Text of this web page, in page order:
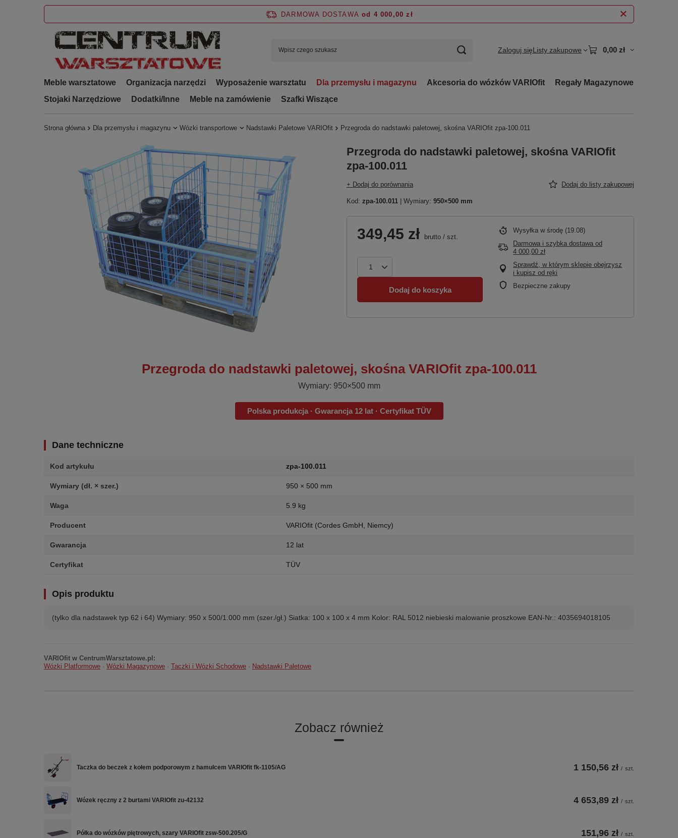
DARMOWA DOSTAWA od 4 000,00 zł
Zaloguj sięListy zakupowe 0,00 zł
Meble warsztatowe Organizacja narzędzi Wyposażenie warsztatu Dla przemysłu i magazynu Akcesoria do wózków VARIOfit
Regały Magazynowe
Stojaki Narzędziowe
Dodatki/Inne Meble na zamówienie Szafki Wiszące
Strona główna Dla przemysłu i magazynu Wózki transportowe Nadstawki Paletowe VARIOfit Przegroda do nadstawki paletowej, skośna VARIOfit zpa-100.011
Przegroda do nadstawki paletowej, skośna VARIOfit
zpa-100.011
+ Dodaj do porównania Dodaj do listy zakupowej
Kod: zpa-100.011 | Wymiary: 950×500 mm
349,45 zł brutto / szt.
Dodaj do koszyka
Wysyłka w środę (19.08)
Darmowa i szybka dostawa od
4 000,00 zł
Sprawdź, w którym sklepie obejrzysz
i kupisz od ręki
Bezpieczne zakupy
Przegroda do nadstawki paletowej, skośna VARIOfit zpa-100.011
Wymiary: 950×500 mm
Polska produkcja · Gwarancja 12 lat · Certyfikat TÜV
Dane techniczne
Kod artykułu zpa-100.011
Wymiary (dł. × szer.) 950 × 500 mm
Waga 5.9 kg
Producent VARIOfit (Cordes GmbH, Niemcy)
Gwarancja 12 lat
Certyfikat TÜV
Opis produktu
(tylko dla nadstawek typ 62 i 64) Wymiary: 950 x 500/1.000 mm (szer./gł.) Siatka: 100 x 100 x 4 mm Kolor: RAL 5012 niebieski malowanie proszkowe EAN-Nr.: 4035694018105
VARIOfit w CentrumWarsztatowe.pl:
Wózki Platformowe · Wózki Magazynowe · Taczki i Wózki Schodowe · Nadstawki Paletowe
Zobacz również
Taczka do beczek z kołem podporowym z hamulcem VARIOfit fk-1105/AG 1 150,56 zł / szt.
Wózek ręczny z 2 burtami VARIOfit zu-42132 4 653,89 zł / szt.
Półka do wózków piętrowych, szary VARIOfit zsw-500.205/G 151,96 zł / szt.